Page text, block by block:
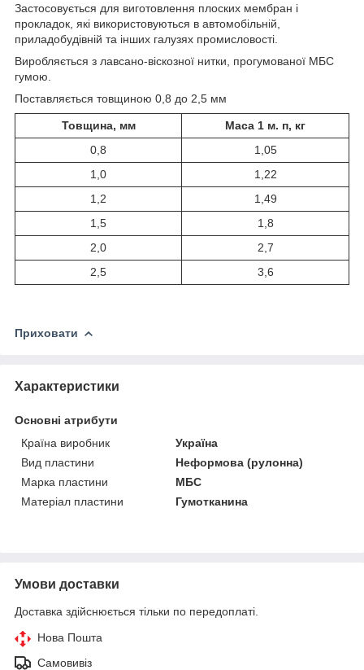
Застосовується для виготовлення плоских мембран і
прокладок, які використовуються в автомобільній,
приладобудівній та інших галузях промисловості.
Виробляється з лавсано-віскозної нитки, прогумованої МБС
гумою.
Поставляється товщиною 0,8 до 2,5 мм
Товщина, мм
Маса 1 м. п, кг
0,8
1,05
1,0
1,22
1,2
1,49
1,5
1,8
2,0
2,7
2,5
3,6
Приховати
Характеристики
Основні атрибути
Країна виробник
Україна
Вид пластини
Неформова (рулонна)
Марка пластини
МБС
Матеріал пластини
Гумотканина
Умови доставки
Доставка здійснюється тільки по передоплаті.
Нова Пошта
Самовивіз